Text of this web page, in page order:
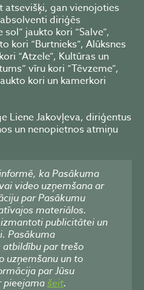
atsevišķi, gan vienojoties
diriģēs
jaukto kori “Salve”,
kori “Burtnieks”, Alūksnes
“Atzele”, Kultūras un
vīru kori “Tēvzeme”,
kori un kamerkori
Liene Jakovļeva, diriģentus
un nenopietnos atmiņu
ka Pasākuma
video uzņemšana ar
par Pasākumu
materiālos.
publicitātei un
Pasākuma
par trešo
uzņemšanu un to
par Jūsu
pieejamašeit.